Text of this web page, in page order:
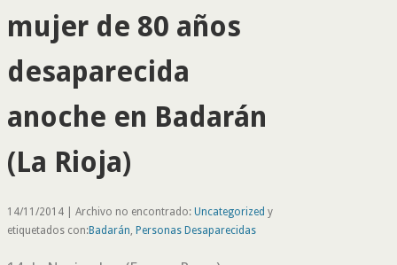
mujer de 80 años
desaparecida
anoche en Badarán
(La Rioja)
14/11/2014 | Archivo no encontrado: Uncategorized y
etiquetados con:Badarán, Personas Desaparecidas